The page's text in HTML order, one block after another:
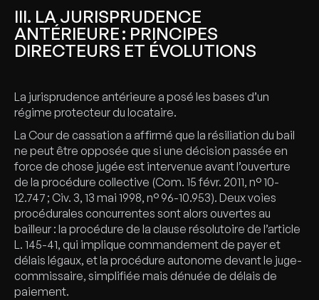
III. LA JURISPRUDENCE
ANTÉRIEURE : PRINCIPES
DIRECTEURS ET ÉVOLUTIONS
La jurisprudence antérieure a posé les bases d’un
régime protecteur du locataire.
La Cour de cassation a affirmé que la résiliation du bail
ne peut être opposée que si une décision passée en
force de chose jugée est intervenue avant l’ouverture
de la procédure collective (Com. 15 févr. 2011, n° 10-
12.747 ; Civ. 3, 13 mai 1998, n° 96-10.953). Deux voies
procédurales concurrentes sont alors ouvertes au
bailleur : la procédure de la clause résolutoire de l’article
L. 145-41, qui implique commandement de payer et
délais légaux, et la procédure autonome devant le juge-
commissaire, simplifiée mais dénuée de délais de
paiement.